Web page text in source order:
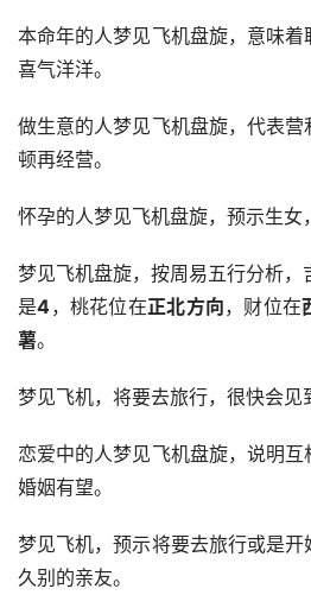
本命年的人梦见飞机盘旋，意味着
喜气洋洋。
做生意的人梦见飞机盘旋，代表
顿再经营。
怀孕的人梦见飞机盘旋，预示生女
梦见飞机盘旋，按周易五行分析，
是4，桃花位在正北方向，财位在
薯。
梦见飞机，将要去旅行，很快会见
恋爱中的人梦见飞机盘旋，说明互
婚姻有望。
梦见飞机，预示将要去旅行或是
久别的亲友。